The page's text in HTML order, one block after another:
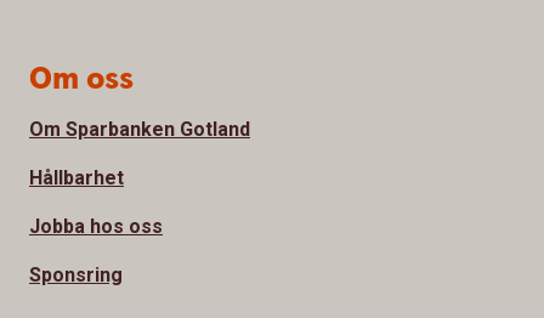
Om oss
Om Sparbanken Gotland
Hållbarhet
Jobba hos oss
Sponsring